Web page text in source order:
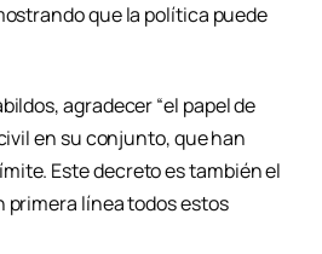
que la política puede
agradecer “el papel de
en su conjunto, que han
Este decreto es también el
primera línea todos estos